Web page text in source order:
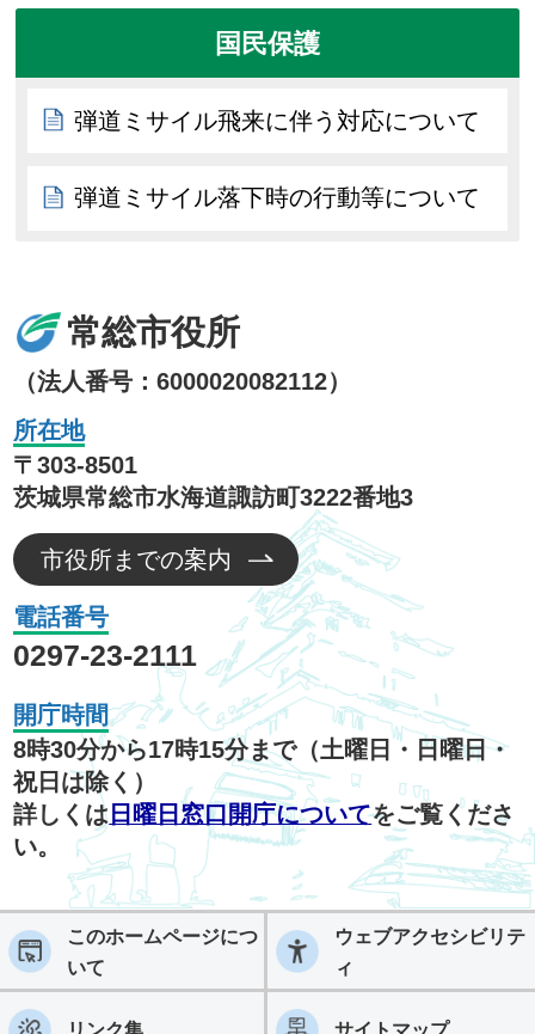
国民保護
弾道ミサイル飛来に伴う対応について
弾道ミサイル落下時の行動等について
常総市役所
（法人番号：6000020082112）
所在地
〒303-8501
茨城県常総市水海道諏訪町3222番地3
市役所までの案内
電話番号
0297-23-2111
開庁時間
8時30分から17時15分まで（土曜日・日曜日・
祝日は除く）
詳しくは 日曜日窓口開庁についてをご覧くださ
い。
このホームページにつ
いて
ウェブアクセシビリテ
ィ
リンク集 サイトマップ